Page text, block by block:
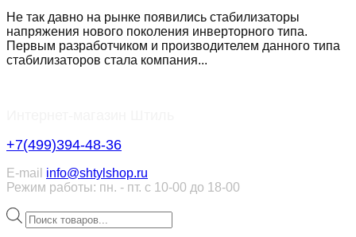
Не так давно на рынке появились стабилизаторы
напряжения нового поколения инверторного типа.
Первым разработчиком и производителем данного типа
стабилизаторов стала компания...
+7(499)394-48-36
E-mail info@shtylshop.ru
Режим работы: пн. - пт. с 10-00 до 18-00
Поиск
товаров